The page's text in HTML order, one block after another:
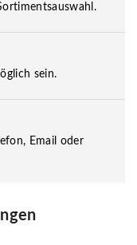
sein.
Email oder